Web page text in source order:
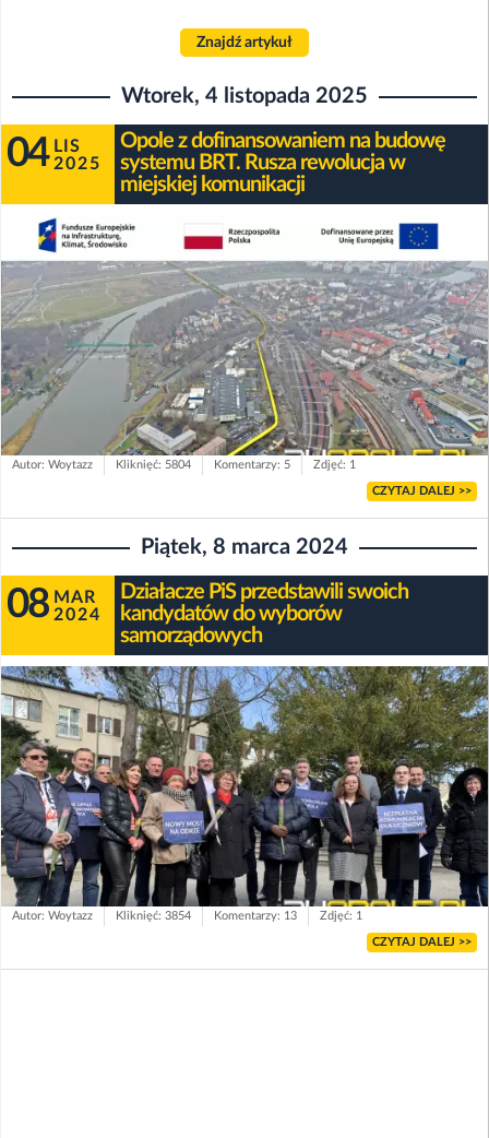
Znajdź artykuł
Wtorek, 4 listopada 2025
04 LIS
2025
Opole z dofinansowaniem na budowę
systemu BRT. Rusza rewolucja w
miejskiej komunikacji
Autor: Woytazz Kliknięć: 5804 Komentarzy: 5 Zdjęć: 1
CZYTAJ DALEJ >>
Piątek, 8 marca 2024
08 MAR
2024
Działacze PiS przedstawili swoich
kandydatów do wyborów
samorządowych
Autor: Woytazz Kliknięć: 3854 Komentarzy: 13 Zdjęć: 1
CZYTAJ DALEJ >>